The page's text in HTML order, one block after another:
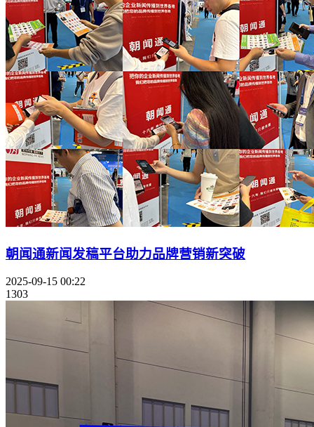
朝闻通新闻发稿平台助力品牌营销新突破
2025-09-15 00:22
1303